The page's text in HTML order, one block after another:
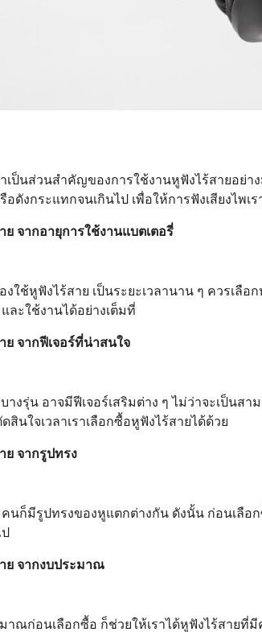
าเป็นส่วนสำคัญของการใช้งานหูฟังไร้สายอย่
ดังกระแทกจนเกินไป เพื่อให้การฟังเสียงไพเ
ย จากอายุการใช้งานแบตเตอรี่
ใช้หูฟังไร้สาย เป็นระยะเวลานาน ๆ ควรเลื
ละใช้งานได้อย่างเต็มที่
ย จากฟีเจอร์ที่น่าสนใจ
างรุ่น อาจมีฟีเจอร์เสริมต่าง ๆ ไม่ว่าจะเป็น
สินใจเวลาเราเลือกซื้อหูฟังไร้สายได้ด้วย
ย จากรูปทรง
นก็มีรูปทรงของหูแตกต่างกัน ดังนั้น ก่อนเลือ
ย จากงบประมาณ
าณก่อนเลือกซื้อ ก็ช่วยให้เราได้หูฟังไร้สายที่